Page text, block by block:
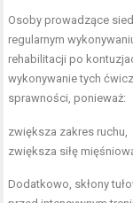
Osoby prowadzące
regularnym
rehabilitacji po
wykonywanie tych
sprawności, ponieważ:
zwiększa zakres ruchu,
zwiększa siłę
Dodatkowo, skłony